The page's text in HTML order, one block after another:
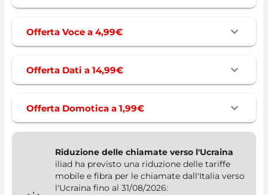
Offerta Voce a 4,99€
Offerta Dati a 14,99€
Offerta Domotica a 1,99€
Riduzione delle chiamate verso l'Ucraina
iliad ha previsto una riduzione delle tariffe
mobile e fibra per le chiamate dall'Italia verso
l'Ucraina fino al 31/08/2026: